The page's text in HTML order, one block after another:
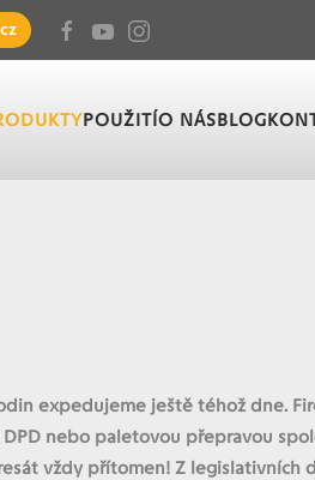
POUŽITÍO NÁSBLOG
expedujeme ještě téhož dne.
nebo paletovou přepravou
vždy přítomen! Z legislativních